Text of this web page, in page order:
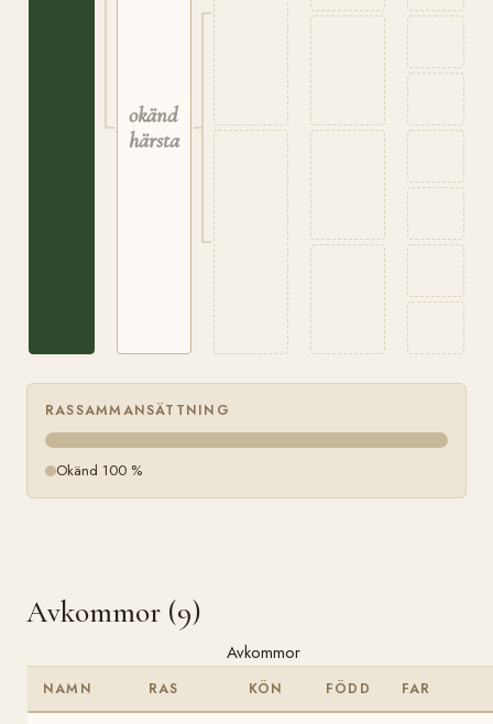
okänd
härstamning
RASSAMMANSÄTTNING
Okänd 100 %
Avkommor (9)
Avkommor
NAMN RAS KÖN FÖDD FAR